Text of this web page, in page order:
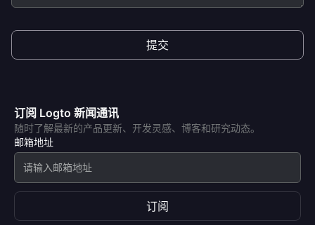
提交
订阅 Logto 新闻通讯
随时了解最新的产品更新、开发灵感、博客和研究动态。
邮箱地址
订阅